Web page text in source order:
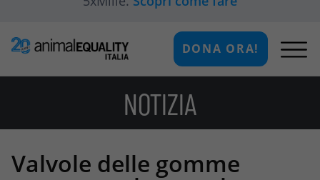
DONA ORA!
NOTIZIA
Valvole delle gomme